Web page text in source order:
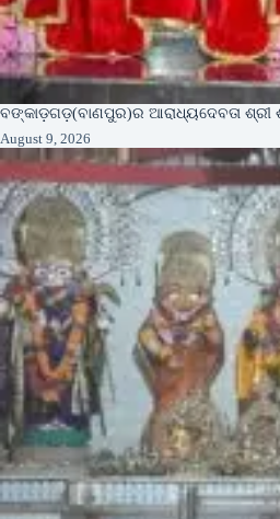
ବଙ୍କାଡ଼ଗଡ଼(ବାଣପୁର)ର ଆରାଧ୍ୟଦେବତା ଶ୍ରୀ
August 9, 2026